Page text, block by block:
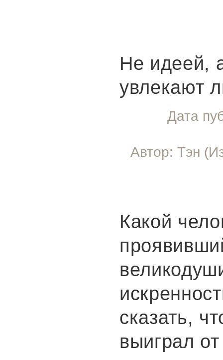
Не идеей,
увлекают
Дата
Автор: Тэн
Какой
сказать,
выиграл от